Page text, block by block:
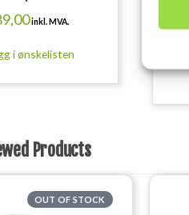
inkl. MVA.
i ønskelisten
Products
OUT OF STOCK